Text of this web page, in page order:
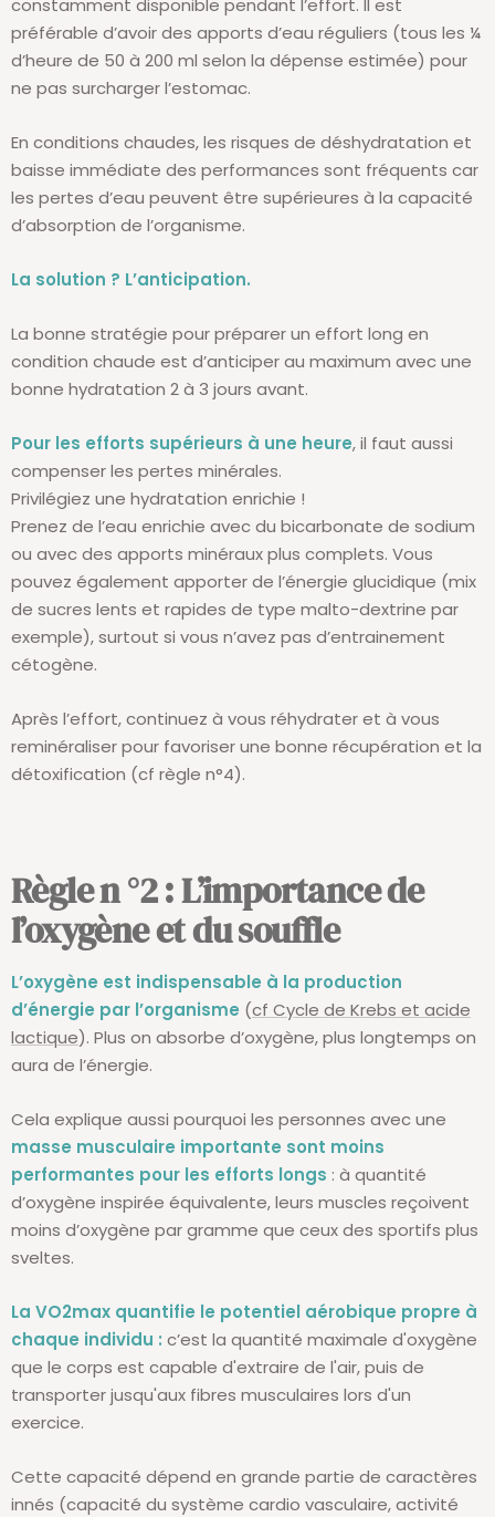
constamment disponible pendant l’effort. Il est
préférable d’avoir des apports d’eau réguliers (tous les ¼
d’heure de 50 à 200 ml selon la dépense estimée) pour
ne pas surcharger l’estomac.
En conditions chaudes, les risques de déshydratation et
baisse immédiate des performances sont fréquents car
les pertes d’eau peuvent être supérieures à la capacité
d’absorption de l’organisme.
La solution ? L’anticipation.
La bonne stratégie pour préparer un effort long en
condition chaude est d’anticiper au maximum avec une
bonne hydratation 2 à 3 jours avant.
Pour les efforts supérieurs à une heure, il faut aussi
compenser les pertes minérales.
Privilégiez une hydratation enrichie !
Prenez de l’eau enrichie avec du bicarbonate de sodium
ou avec des apports minéraux plus complets. Vous
pouvez également apporter de l’énergie glucidique (mix
de sucres lents et rapides de type malto-dextrine par
exemple), surtout si vous n’avez pas d’entrainement
cétogène.
Après l’effort, continuez à vous réhydrater et à vous
reminéraliser pour favoriser une bonne récupération et la
détoxification (cf règle n°4).
Règle n °2 : L’importance de
l’oxygène et du souffle
L’oxygène est indispensable à la production
d’énergie par l’organisme (cf Cycle de Krebs et acide
lactique). Plus on absorbe d’oxygène, plus longtemps on
aura de l’énergie.
Cela explique aussi pourquoi les personnes avec une
masse musculaire importante sont moins
performantes pour les efforts longs : à quantité
d’oxygène inspirée équivalente, leurs muscles reçoivent
moins d’oxygène par gramme que ceux des sportifs plus
sveltes.
La VO2max quantifie le potentiel aérobique propre à
chaque individu : c’est la quantité maximale d'oxygène
que le corps est capable d'extraire de l'air, puis de
transporter jusqu'aux fibres musculaires lors d'un
exercice.
Cette capacité dépend en grande partie de caractères
innés (capacité du système cardio vasculaire, activité